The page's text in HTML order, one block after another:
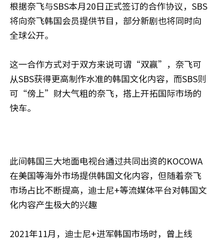
根据奈飞与SBS本月20日正式签订的合作协议，SBS
将向奈飞韩国会员提供节目，部分新剧也将同时向
全球公开。
这一合作方式对于双方来说可谓“双赢”，奈飞可
从SBS获得更高制作水准的韩国文化内容，而SBS则
可“傍上”财大气粗的奈飞，搭上开拓国际市场的
快车。
此间韩国三大地面电视台通过共同出资的KOCOWA
在美国等海外市场提供韩国文化内容，但随着奈飞
市场占比不断提高，迪士尼+等流媒体平台对韩国文
化内容产生极大的兴趣
2021年11月，迪士尼+进军韩国市场时，曾上线